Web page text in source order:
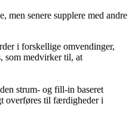
men senere supplere med andre
i forskellige omvendinger,
som medvirker til, at
strum- og fill-in baseret
overføres til færdigheder i